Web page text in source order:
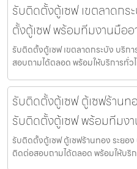
รับติดตั้งตู้เซฟ เขตลาดกร
ตั้งตู้เซฟ พร้อมทีมงานมืออ
รับติดตั้งตู้เซฟ เขตลาดกระบัง บริก
สอบถามได้ตลอด พร้อมให้บริการทั่ว
รับติดตั้งตู้เซฟ ตู้เซฟร้านท
รับติดตั้งตู้เซฟ พร้อมทีมง
รับติดตั้งตู้เซฟ ตู้เซฟร้านทอง ระยอ
ติดต่อสอบถามได้ตลอด พร้อมให้บริ